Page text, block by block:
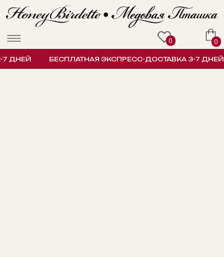
ДНЕЙ БЕСПЛАТНАЯ ЭКСПРЕСС-ДОСТАВКА 3-7 ДНЕЙ